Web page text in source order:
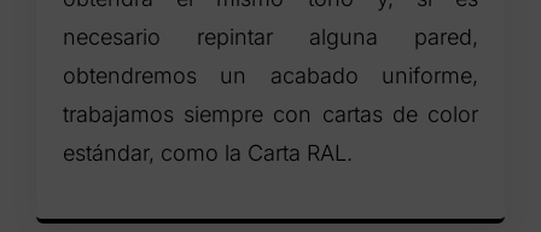
necesario repintar alguna pared,
obtendremos un acabado uniforme,
trabajamos siempre con cartas de color
estándar, como la Carta RAL.